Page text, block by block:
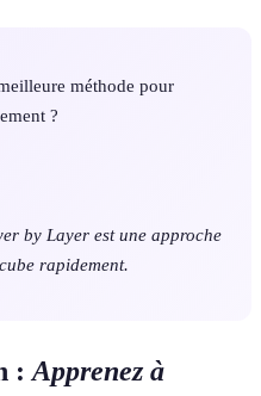
méthode pour
?
by Layer est une approche
rapidement.
: Apprenez à